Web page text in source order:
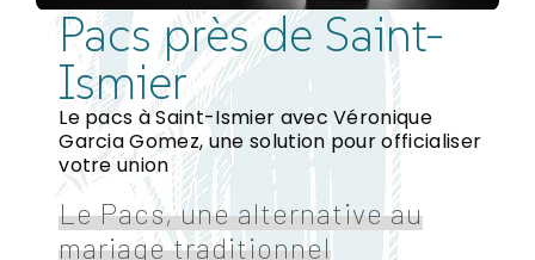
Pacs près de Saint-
Ismier
Le pacs à Saint-Ismier avec Véronique
Garcia Gomez, une solution pour officialiser
votre union
Le Pacs, une alternative au
mariage traditionnel